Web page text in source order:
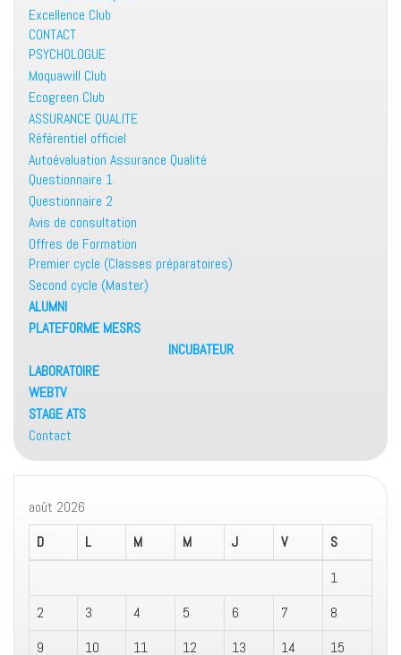
Excellence Club
CONTACT
PSYCHOLOGUE
Moquawill Club
Ecogreen Club
ASSURANCE QUALITE
Référentiel officiel
Autoévaluation Assurance Qualité
Questionnaire 1
Questionnaire 2
Avis de consultation
Offres de Formation
Premier cycle (Classes préparatoires)
Second cycle (Master)
ALUMNI
PLATEFORME MESRS
INCUBATEUR
LABORATOIRE
WEBTV
STAGE ATS
Contact
août 2026
D
L M M J V
S
1
2
3 4 5 6 7
8
9
10 11 12 13 14
15